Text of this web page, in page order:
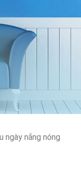
ngày nắng nóng